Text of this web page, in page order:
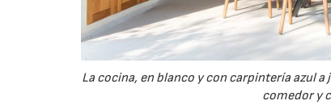
La cocina, en blanco y con carpintería azul
comedor y